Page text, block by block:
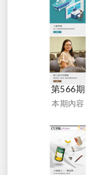
第566期
本期內容